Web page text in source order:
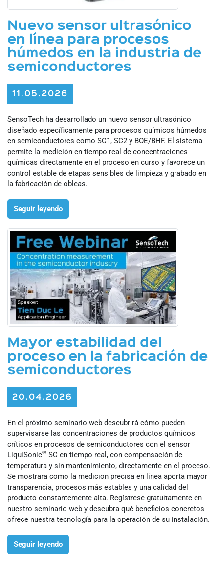
Nuevo sensor ultrasónico
en línea para procesos
húmedos en la industria de
semiconductores
11.05.2026
SensoTech ha desarrollado un nuevo sensor ultrasónico
diseñado específicamente para procesos químicos húmedos
en semiconductores como SC1, SC2 y BOE/BHF. El sistema
permite la medición en tiempo real de concentraciones
químicas directamente en el proceso en curso y favorece un
control estable de etapas sensibles de limpieza y grabado en
la fabricación de obleas.
Seguir leyendo
Mayor estabilidad del
proceso en la fabricación de
semiconductores
20.04.2026
En el próximo seminario web descubrirá cómo pueden
supervisarse las concentraciones de productos químicos
críticos en procesos de semiconductores con el sensor
LiquiSonic® SC en tiempo real, con compensación de
temperatura y sin mantenimiento, directamente en el proceso.
Se mostrará cómo la medición precisa en línea aporta mayor
transparencia, procesos más estables y una calidad del
producto constantemente alta. Regístrese gratuitamente en
nuestro seminario web y descubra qué beneficios concretos
ofrece nuestra tecnología para la operación de su instalación.
Seguir leyendo